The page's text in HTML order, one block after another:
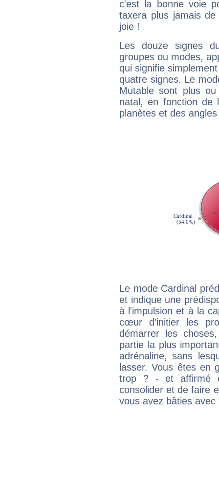
c'est la bonne voie
taxera plus jamais
joie !
Les douze signes
groupes ou modes,
qui signifie
quatre signes. Le
Mutable sont plus
natal, en fonction de
planètes et des
Le mode Cardinal
et indique une
à l'impulsion et à la
cœur d'initier les
démarrer les
partie la plus
adrénaline, sans
lasser. Vous êtes en
trop ? - et affirmé
consolider et de faire
vous avez bâties avec